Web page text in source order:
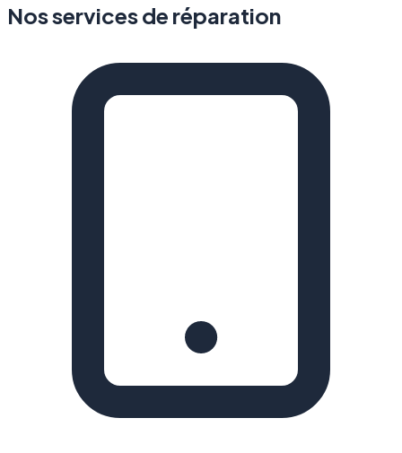
Nos services de réparation